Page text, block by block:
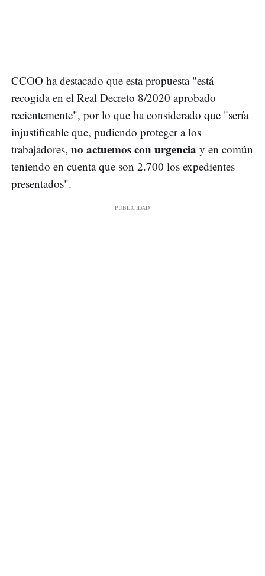
CCOO ha destacado que esta propuesta "está
recogida en el Real Decreto 8/2020 aprobado
recientemente", por lo que ha considerado que "sería
injustificable que, pudiendo proteger a los
trabajadores, no actuemos con urgencia y en común
teniendo en cuenta que son 2.700 los expedientes
presentados".